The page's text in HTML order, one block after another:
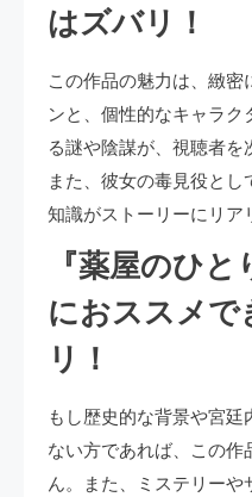
はズバリ！
この作品の魅力は、緻密
ンと、個性的なキャラ
る謎や陰謀が、視聴者を
また、彼女の毒見役と
知識がストーリーにリア
『薬屋のひ
におススメ
リ！
もし歴史的な背景や宮
ない方であれば、この
ん。また、ミステリーや